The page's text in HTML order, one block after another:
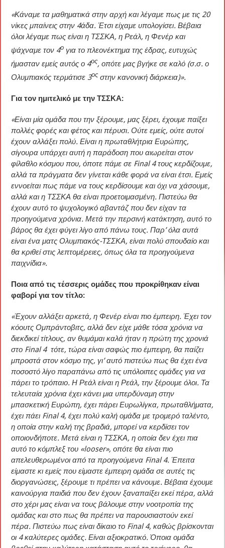
«Κάναμε τα μαθηματικά στην αρχή και λέγαμε πως με τις 20
νίκες μπαίνεις στην 4άδα. Έτσι είχαμε υπολογίσει. Βέβαια
όλοι λέγαμε πως είναι η ΤΣΣΚΑ, η Ρεάλ, η Φενέρ και
ψάχναμε τον 4ο για το πλεονέκτημα της έδρας, ευτυχώς
ήμασταν εμείς αυτός ο 4ος, οπότε μας βγήκε σε καλό (σ.σ. ο
Ολυμπιακός τερμάτισε 3ος στην κανονική διάρκεια)».
Για τον ημιτελικό με την ΤΣΣΚΑ:
«Είναι μία ομάδα που την ξέρουμε, μας ξέρει, έχουμε παίξει
πολλές φορές και φέτος και πέρυσι. Ούτε εμείς, ούτε αυτοί
έχουν αλλάξει πολύ. Είναι η πρωταθλήτρια Ευρώπης,
σίγουρα υπάρχει αυτή η παράδοση που αιωρείται στον
φίλαθλο κόσμου που, όποτε πάμε σε Final 4 τους κερδίζουμε,
αλλά τα πράγματα δεν γίνεται κάθε φορά να είναι έτσι. Εμείς
εννοείται πως πάμε να τους κερδίσουμε και όχι να χάσουμε,
αλλά και η ΤΣΣΚΑ θα είναι προετοιμασμένη. Πιστεύω θα
έχουν αυτό το ψυχολογικό αβαντάζ που δεν είχαν τα
προηγούμενα χρόνια. Μετά την περσινή κατάκτηση, αυτό το
βάρος θα έχει φύγει λίγο από πάνω τους. Παρ’ όλα αυτά
είναι ένα ματς Ολυμπιακός-ΤΣΣΚΑ, είναι πολύ σπουδαίο και
θα κριθεί στις λεπτομέρειες, όπως όλα τα προηγούμενα
παιχνίδια».
Ποια από τις τέσσερις ομάδες που προκρίθηκαν είναι
φαβορί για τον τίτλο:
«Έχουν αλλάξει αρκετά, η Φενέρ είναι πιο έμπειρη. Έχει τον
κόουτς Ομπράντοβιτς, αλλά δεν είχε μάθε τόσα χρόνια να
διεκδικεί τίτλους, αν θυμάμαι καλά ήταν η πρώτη της χρονιά
στο Final 4 τότε, τώρα είναι σαφώς πιο έμπειρη, θα παίζει
μπροστά στον κόσμο της, γι’ αυτό πιστεύω πως θα έχει ένα
ποσοστό λίγο παραπάνω από τις υπόλοιπες ομάδες για να
πάρει το τρόπαιο. Η Ρεάλ είναι η Ρεάλ, την ξέρουμε όλοι. Τα
τελευταία χρόνια έχει κάνει μια υπερδύναμη στην
μπασκετική Ευρώπη, έχει πάρει Ευρωλίγκα, πρωταθλήματα,
έχει πάει Final 4, έχει πολύ καλή ομάδα με τρομερό ταλέντο,
η οποία στην καλή της βραδιά, μπορεί να κερδίσει τον
οποιονδήποτε. Μετά είναι η ΤΣΣΚΑ, η οποία δεν έχει πια
αυτό το κόμπλεξ του «looser», οπότε θα είναι πιο
απελευθερωμένοι από τα προηγούμενα Final 4. Έπειτα
είμαστε κι εμείς που είμαστε έμπειρη ομάδα σε αυτές τις
διοργανώσεις, ξέρουμε τι πρέπει να κάνουμε. Βέβαια έχουμε
καινούργια παιδιά που δεν έχουν ξαναπαίξει εκεί πέρα, αλλά
στο χέρι μας είναι να τους βάλουμε στην νοοτροπία της
ομάδας και στο πως θα πρέπει να παρουσιαστούν εκεί
πέρα. Πιστεύω πως είναι δίκαιο το Final 4, καθώς βρίσκονται
οι 4 καλύτερες ομάδες. Είναι αξιοκρατικό. Όποια ομάδα